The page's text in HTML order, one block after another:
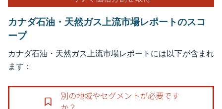
カナダ石油・天然ガス上流市場レポートのスコ
ープ
カナダ石油・天然ガス上流市場レポートには以下が含まれ
ます：